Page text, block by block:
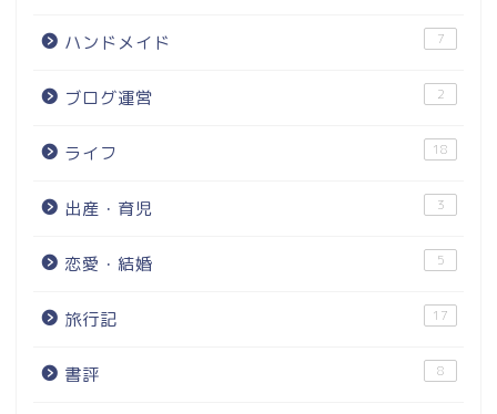
ハンドメイド 7
ブログ運営 2
ライフ 18
出産・育児 3
恋愛・結婚 5
旅行記 17
書評 8